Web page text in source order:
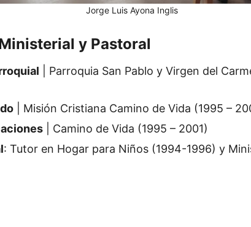
Jorge Luis Ayona Inglis
y Pastoral
| Parroquia San Pablo y Virgen del
| Misión Cristiana Camino de Vida (1995 –
| Camino de Vida (1995 – 2001)
: Tutor en Hogar para Niños (1994-1996) y